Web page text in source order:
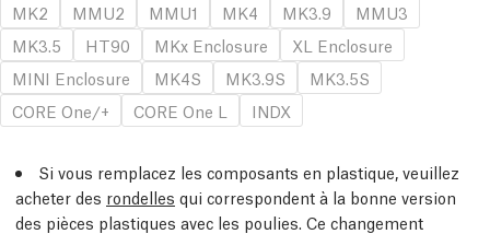
MK2
MMU2 MMU1 MK4 MK3.9
MMU3
MK3.5
HT90 MKx Enclosure
XL Enclosure
MINI Enclosure
MK4S MK3.9S
MK3.5S
CORE One/+
CORE One L INDX
Si vous remplacez les composants en plastique, veuillez
acheter des rondelles qui correspondent à la bonne version
des pièces plastiques avec les poulies. Ce changement